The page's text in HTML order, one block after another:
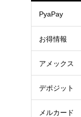
PyaPay
お得情報
アメックス
デポジット
メルカード